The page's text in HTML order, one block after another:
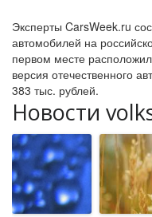
Эксперты CarsWeek.ru
автомобилей на
первом месте
версия отечественного
383 тыс. рублей.
Новости